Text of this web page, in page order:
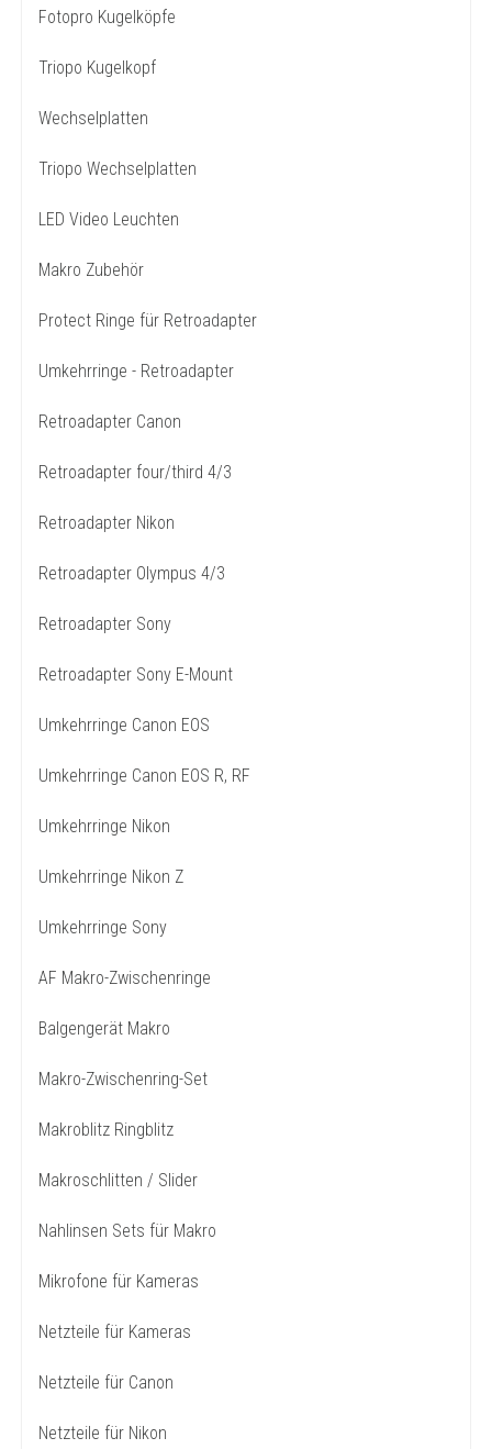
Fotopro Kugelköpfe
Triopo Kugelkopf
Wechselplatten
Triopo Wechselplatten
LED Video Leuchten
Makro Zubehör
Protect Ringe für Retroadapter
Umkehrringe - Retroadapter
Retroadapter Canon
Retroadapter four/third 4/3
Retroadapter Nikon
Retroadapter Olympus 4/3
Retroadapter Sony
Retroadapter Sony E-Mount
Umkehrringe Canon EOS
Umkehrringe Canon EOS R, RF
Umkehrringe Nikon
Umkehrringe Nikon Z
Umkehrringe Sony
AF Makro-Zwischenringe
Balgengerät Makro
Makro-Zwischenring-Set
Makroblitz Ringblitz
Makroschlitten / Slider
Nahlinsen Sets für Makro
Mikrofone für Kameras
Netzteile für Kameras
Netzteile für Canon
Netzteile für Nikon